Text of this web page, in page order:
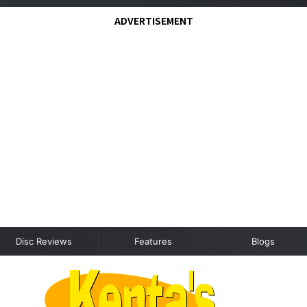
ADVERTISEMENT
Disc Reviews Features Blogs